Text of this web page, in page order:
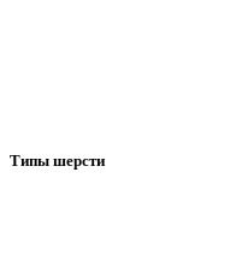
Типы шерсти